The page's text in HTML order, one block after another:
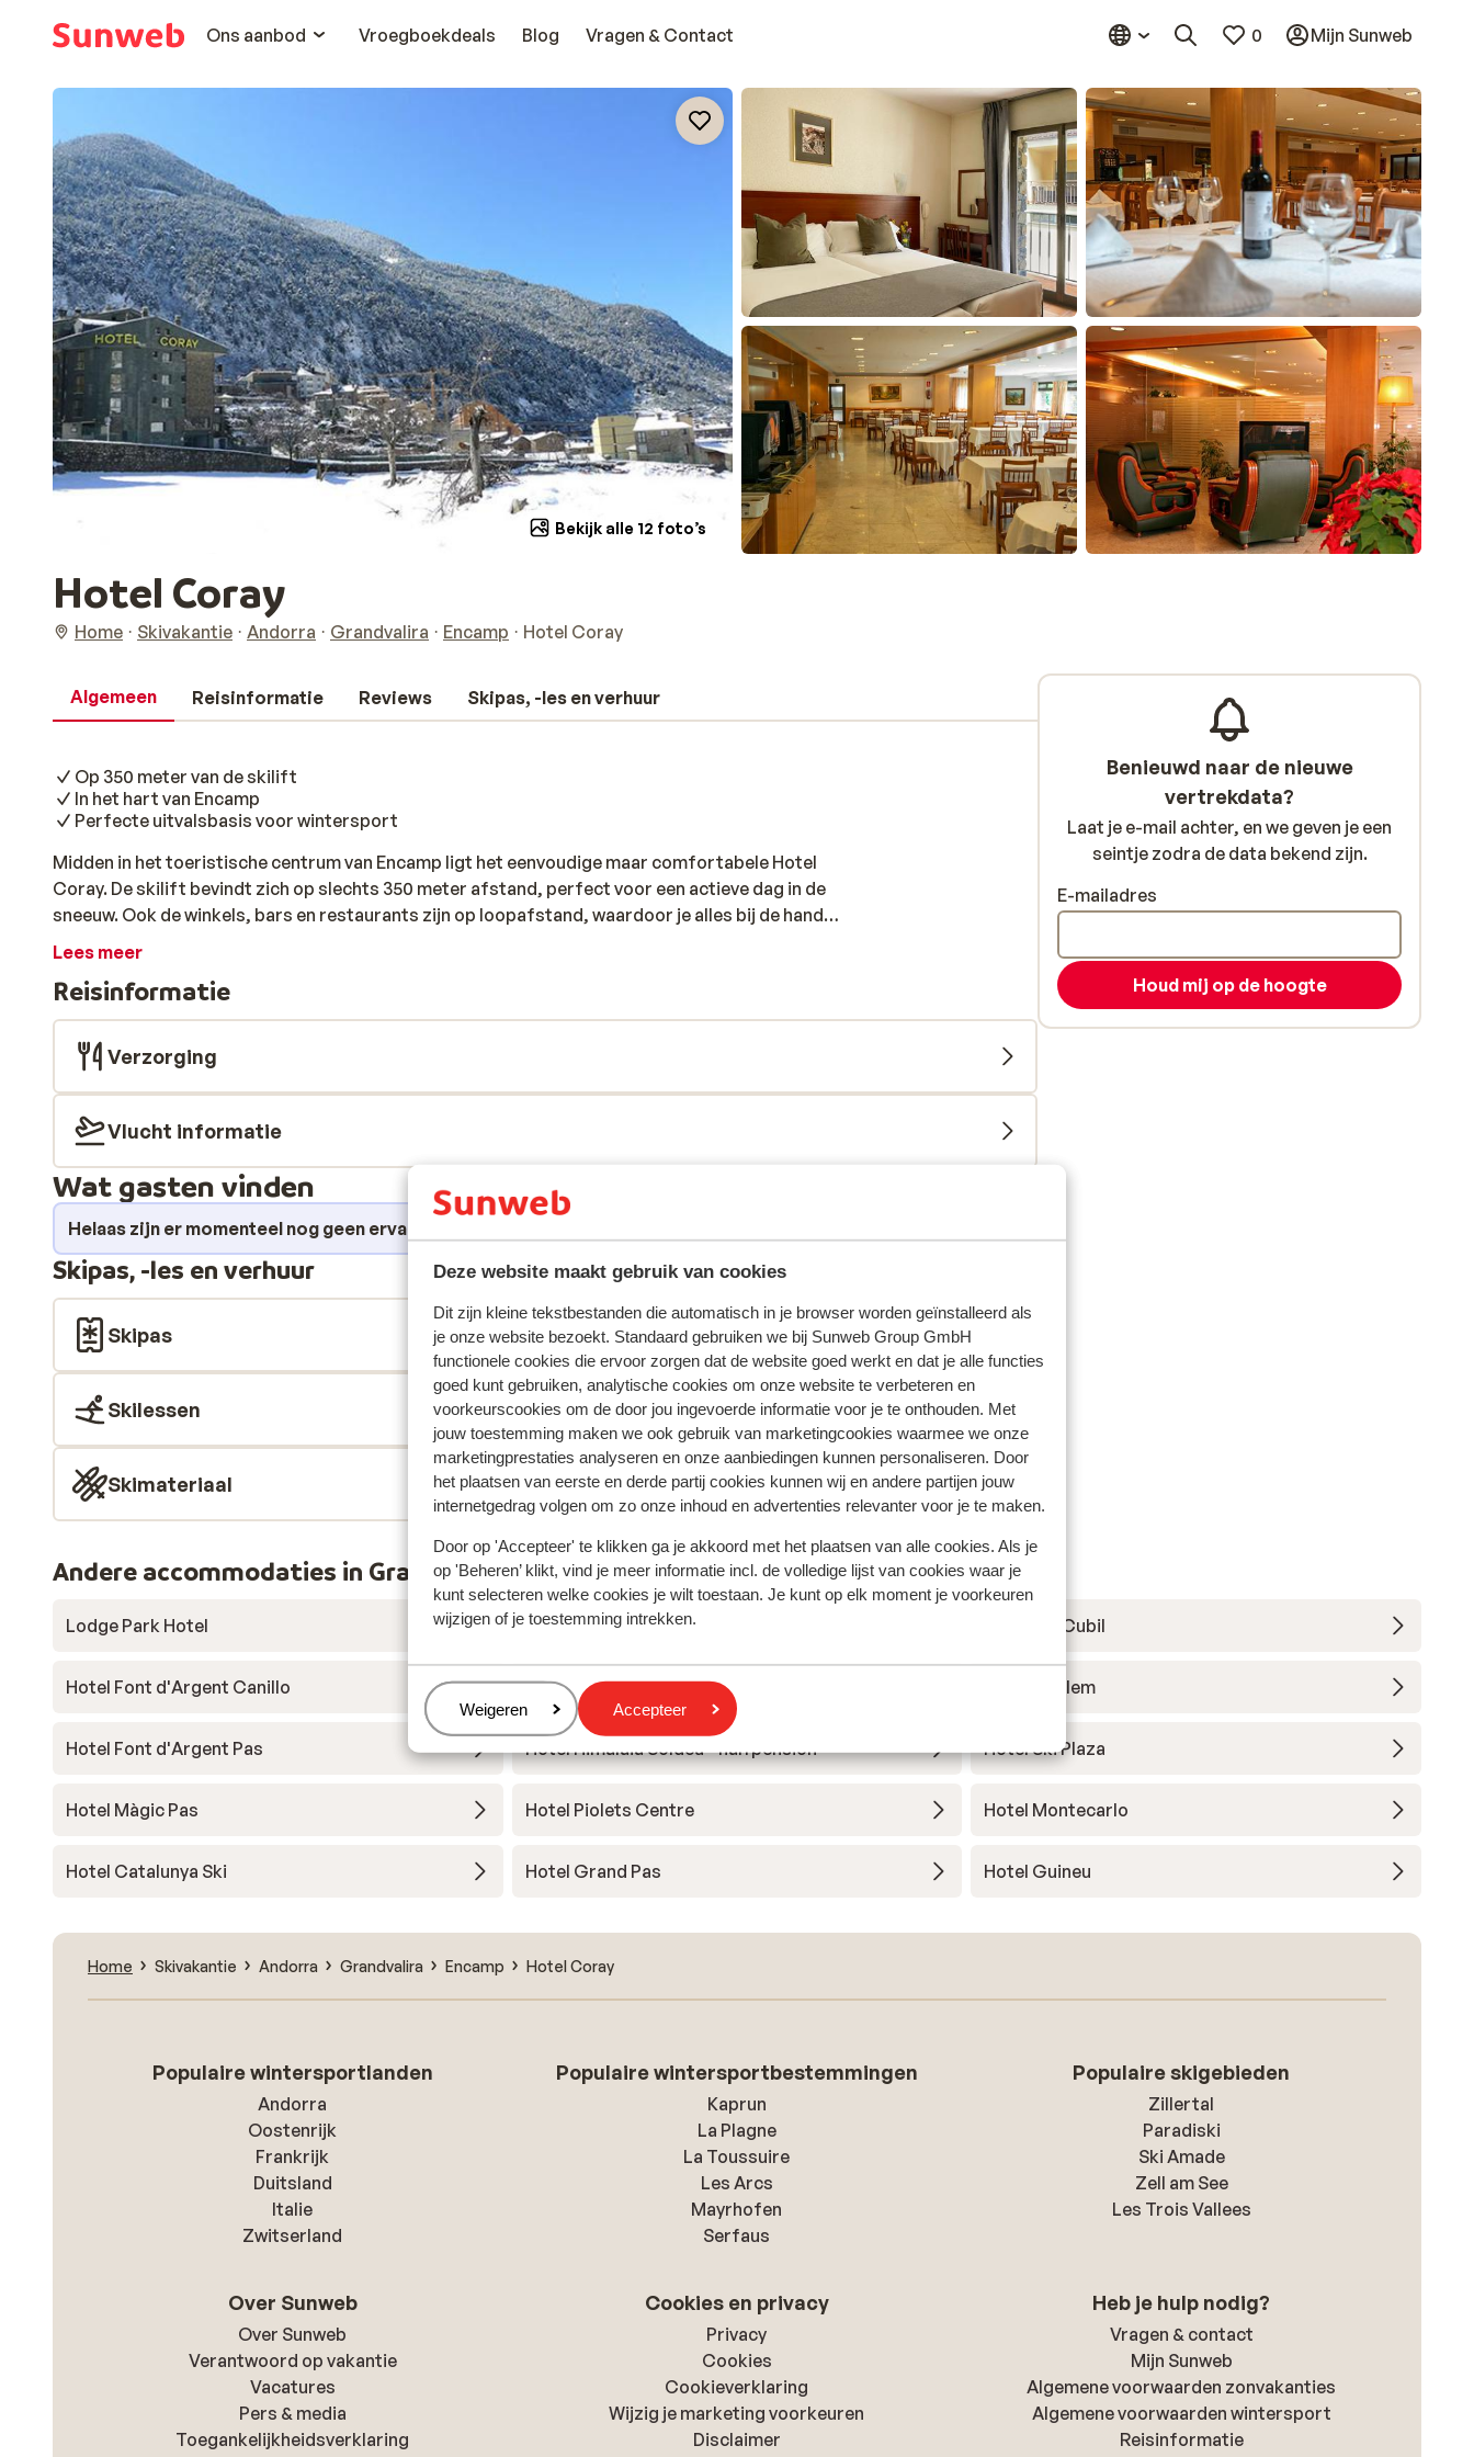
Deze website maakt gebruik van cookies
Dit zijn kleine tekstbestanden die automatisch in je browser worden geïnstalleerd als
je onze website bezoekt. Standaard gebruiken we bij Sunweb Group GmbH
functionele cookies die ervoor zorgen dat de website goed werkt en dat je alle functies
goed kunt gebruiken, analytische cookies om onze website te verbeteren en
voorkeurscookies om de door jou ingevoerde informatie voor je te onthouden. Met
jouw toestemming maken we ook gebruik van marketingcookies waarmee we onze
marketingprestaties analyseren en onze aanbiedingen kunnen personaliseren. Door
het plaatsen van eerste en derde partij cookies kunnen wij en andere partijen jouw
internetgedrag volgen om zo onze inhoud en advertenties relevanter voor je te maken.
Door op 'Accepteer' te klikken ga je akkoord met het plaatsen van alle cookies. Als je
op 'Beheren’ klikt, vind je meer informatie incl. de volledige lijst van cookies waar je
kunt selecteren welke cookies je wilt toestaan. Je kunt op elk moment je voorkeuren
wijzigen of je toestemming intrekken.
Beheren
Weigeren Accepteer
Ons aanbod
Vroegboekdeals Blog Vragen & Contact 0 Mijn Sunweb
Bekijk alle 12 foto’s
Hotel Coray
Home Skivakantie Andorra Grandvalira Encamp Hotel Coray
Algemeen Reisinformatie Reviews Skipas, -les en verhuur
Op 350 meter van de skilift
In het hart van Encamp
Perfecte uitvalsbasis voor wintersport
Midden in het toeristische centrum van Encamp ligt het eenvoudige maar comfortabele Hotel
Coray. De skilift bevindt zich op slechts 350 meter afstand, perfect voor een actieve dag in de
sneeuw. Ook de winkels, bars en restaurants zijn op loopafstand, waardoor je alles bij de hand
hebt voor een geslaagde wintersportvakantie. Het hotel beschikt over een bar voor een
tv en een eigen badkamer. Iedere ochtend kun je in het restaurant genieten van een lekker
ontbijtbuffet. Kies je voor halfpension, dan staat er ’s avonds een uitgebreid buffet voor je
klaar met internationale en lokale gerechten. Hotel Coray is een fijne keuze voor wie een
praktische uitvalsbasis zoekt dicht bij de pistes én het centrum.
Lees meer
Reisinformatie
Verzorging
Vlucht informatie
Wat gasten vinden
Helaas zijn er momenteel nog geen ervaringen voor deze accommodatie.
Skipas, -les en verhuur
Skipas
Skilessen
Skimateriaal
Benieuwd naar de nieuwe
vertrekdata?
Laat je e-mail achter, en we geven je een
seintje zodra de data bekend zijn.
E-mailadres
Houd mij op de hoogte
Andere accommodaties in Grandvalira
Lodge Park Hotel Hotel Cristina Hotel Del Cubil
Hotel Font d'Argent Canillo Hotel Sporting Hotel Guillem
Hotel Font d'Argent Pas Hotel Himalaia Soldeu - halfpension Hotel Ski Plaza
Hotel Màgic Pas Hotel Piolets Centre Hotel Montecarlo
Hotel Catalunya Ski Hotel Grand Pas Hotel Guineu
Home Skivakantie Andorra Grandvalira Encamp Hotel Coray
Populaire wintersportlanden
Andorra
Oostenrijk
Frankrijk
Duitsland
Italie
Zwitserland
Populaire wintersportbestemmingen
Kaprun
La Plagne
La Toussuire
Les Arcs
Mayrhofen
Serfaus
Populaire skigebieden
Zillertal
Paradiski
Ski Amade
Zell am See
Les Trois Vallees
Over Sunweb
Over Sunweb
Verantwoord op vakantie
Vacatures
Pers & media
Toegankelijkheidsverklaring
Cookies en privacy
Privacy
Cookies
Cookieverklaring
Wijzig je marketing voorkeuren
Disclaimer
Heb je hulp nodig?
Vragen & contact
Mijn Sunweb
Algemene voorwaarden zonvakanties
Algemene voorwaarden wintersport
Reisinformatie